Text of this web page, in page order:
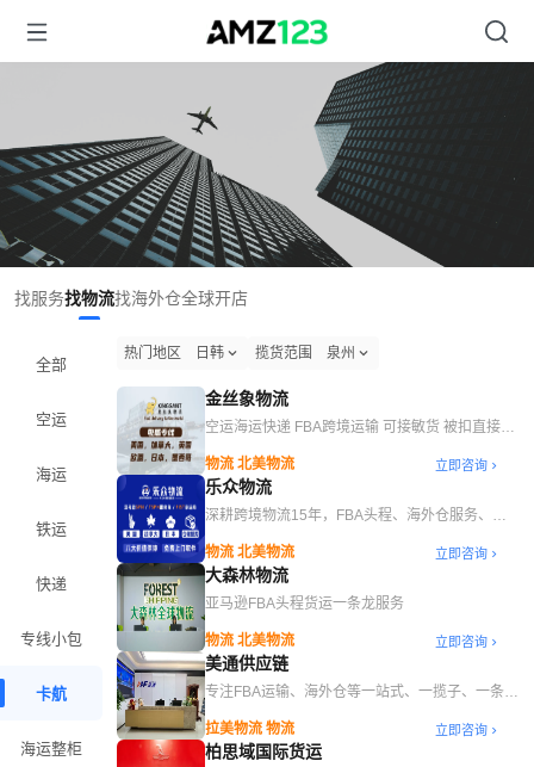
找服务找物流找海外仓全球开店
全部
空运
海运
铁运
快递
专线小包
卡航
海运整柜
热门地区 日韩 揽货范围 泉州
金丝象物流
空运海运快递 FBA跨境运输 可接敏货 被扣直接赔
物流 北美物流
立即咨询
乐众物流
深耕跨境物流15年，FBA头程、海外仓服务、一
物流 北美物流
立即咨询
大森林物流
亚马逊FBA头程货运一条龙服务
物流 北美物流 立即咨询
美通供应链
专注FBA运输、海外仓等一站式、一揽子、一条龙
拉美物流 物流
立即咨询
柏思域国际货运